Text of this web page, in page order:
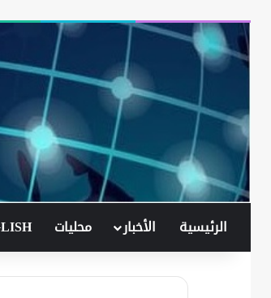
الرئيسية الأخبار محليات